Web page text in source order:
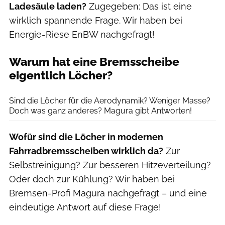
Ladesäule laden? Zugegeben: Das ist eine
wirklich spannende Frage. Wir haben bei
Energie-Riese EnBW nachgefragt!
Warum hat eine Bremsscheibe
eigentlich Löcher?
Sind die Löcher für die Aerodynamik? Weniger Masse?
Doch was ganz anderes? Magura gibt Antworten!
Wofür sind die Löcher in modernen
Fahrradbremsscheiben wirklich da? Zur
Selbstreinigung? Zur besseren Hitzeverteilung?
Oder doch zur Kühlung? Wir haben bei
Bremsen-Profi Magura nachgefragt – und eine
eindeutige Antwort auf diese Frage!